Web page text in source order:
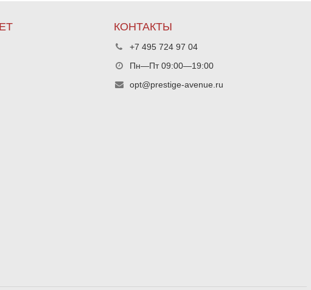
КОНТАКТЫ
+7 495 724 97 04
Пн—Пт 09:00—19:00
opt@prestige-avenue.ru